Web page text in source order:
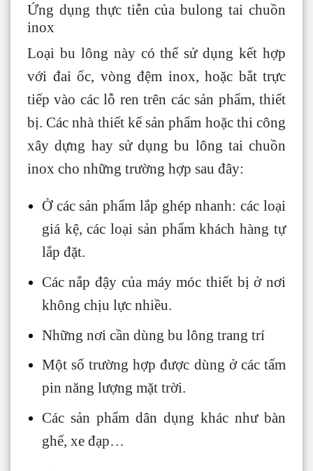
Ứng dụng thực tiễn của bulong tai chuồn
inox
Loại bu lông này có thể sử dụng kết hợp
với đai ốc , vòng đệm inox, hoặc bắt trực
tiếp vào các lỗ ren trên các sản phẩm, thiết
bị. Các nhà thiết kế sản phẩm hoặc thi công
xây dựng hay sử dụng bu lông tai chuồn
inox cho những trường hợp sau đây:
Ở các sản phẩm lắp ghép nhanh: các loại
giá kệ, các loại sản phẩm khách hàng tự
lắp đặt.
Các nắp đậy của máy móc thiết bị ở nơi
không chịu lực nhiều.
Những nơi cần dùng bu lông trang trí
Một số trường hợp được dùng ở các tấm
pin năng lượng mặt trời.
Các sản phẩm dân dụng khác như bàn
ghế, xe đạp…